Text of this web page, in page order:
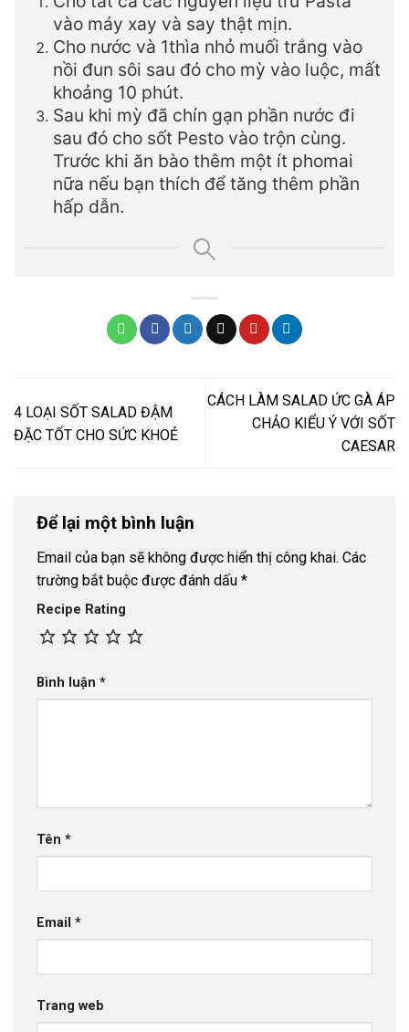
vào máy xay và say thật mịn.
Cho nước và 1thìa nhỏ muối trắng vào
nồi đun sôi sau đó cho mỳ vào luộc, mất
khoảng 10 phút.
Sau khi mỳ đã chín gạn phần nước đi
sau đó cho sốt Pesto vào trộn cùng.
Trước khi ăn bào thêm một ít phomai
nữa nếu bạn thích để tăng thêm phần
hấp dẫn.
4 LOẠI SỐT SALAD ĐẬM
ĐẶC TỐT CHO SỨC KHOẺ
CÁCH LÀM SALAD ỨC GÀ ÁP
CHẢO KIỂU Ý VỚI SỐT
CAESAR
Để lại một bình luận
Email của bạn sẽ không được hiển thị công khai. Các
trường bắt buộc được đánh dấu *
Recipe Rating
Bình luận *
Tên *
Email *
Trang web